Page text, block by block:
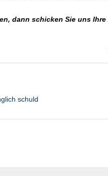
dann schicken Sie uns
schuld